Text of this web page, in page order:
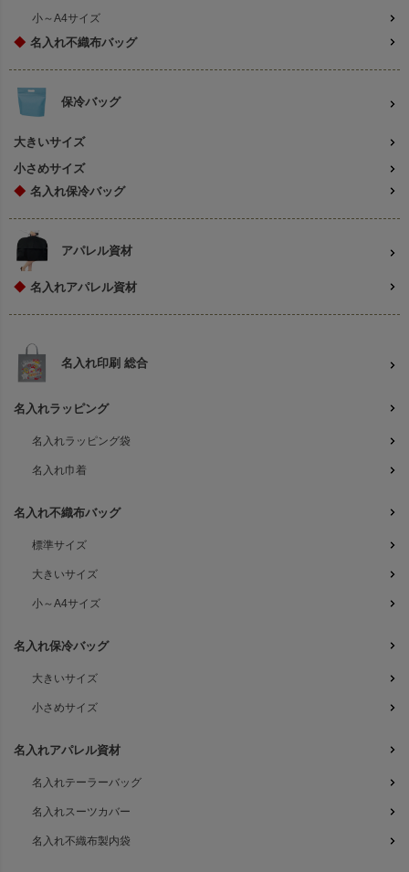
小～A4サイズ
◆ 名入れ不織布バッグ
保冷バッグ
大きいサイズ
小さめサイズ
◆ 名入れ保冷バッグ
アパレル資材
◆ 名入れアパレル資材
名入れ印刷 総合
名入れラッピング
名入れラッピング袋
名入れ巾着
名入れ不織布バッグ
標準サイズ
大きいサイズ
小～A4サイズ
名入れ保冷バッグ
大きいサイズ
小さめサイズ
名入れアパレル資材
名入れテーラーバッグ
名入れスーツカバー
名入れ不織布製内袋